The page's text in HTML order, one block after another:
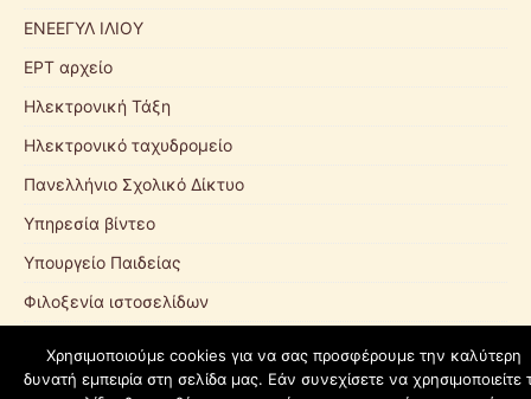
ΕΝΕΕΓΥΛ ΙΛΙΟΥ
ΕΡΤ αρχείο
Ηλεκτρονική Τάξη
Ηλεκτρονικό ταχυδρομείο
Πανελλήνιο Σχολικό Δίκτυο
Υπηρεσία βίντεο
Υπουργείο Παιδείας
Φιλοξενία ιστοσελίδων
Χρησιμοποιούμε cookies για να σας προσφέρουμε την καλύτερη
δυνατή εμπειρία στη σελίδα μας. Εάν συνεχίσετε να χρησιμοποιείτε